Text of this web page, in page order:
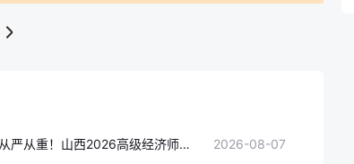
从严从重！山西2026高级经济师人力资源专业评审申报细则明确！汇总材料逐一核对
2026-08-07